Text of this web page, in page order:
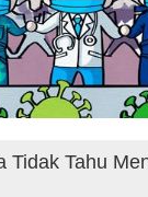
Tidak Tahu